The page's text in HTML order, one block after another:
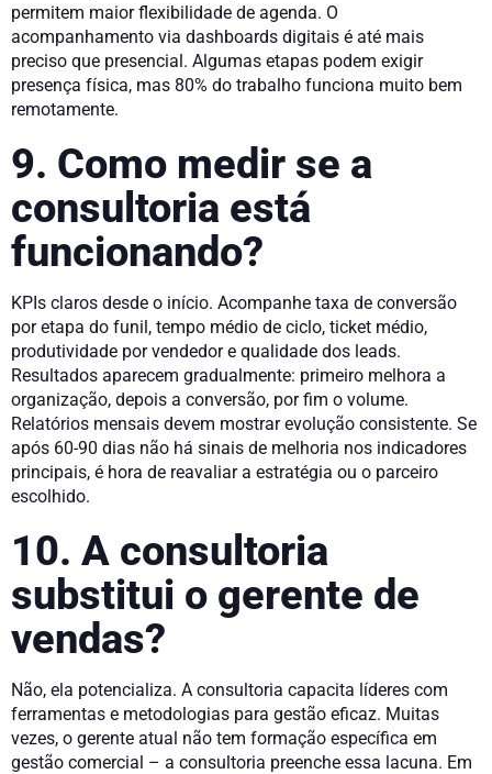
permitem maior flexibilidade de agenda. O
acompanhamento via dashboards digitais é até mais
preciso que presencial. Algumas etapas podem exigir
presença física, mas 80% do trabalho funciona muito bem
remotamente.
9. Como medir se a
consultoria está
funcionando?
KPIs claros desde o início. Acompanhe taxa de conversão
por etapa do funil, tempo médio de ciclo, ticket médio,
produtividade por vendedor e qualidade dos leads.
Resultados aparecem gradualmente: primeiro melhora a
organização, depois a conversão, por fim o volume.
Relatórios mensais devem mostrar evolução consistente. Se
após 60-90 dias não há sinais de melhoria nos indicadores
principais, é hora de reavaliar a estratégia ou o parceiro
escolhido.
10. A consultoria
substitui o gerente de
vendas?
Não, ela potencializa. A consultoria capacita líderes com
ferramentas e metodologias para gestão eficaz. Muitas
vezes, o gerente atual não tem formação específica em
gestão comercial – a consultoria preenche essa lacuna. Em